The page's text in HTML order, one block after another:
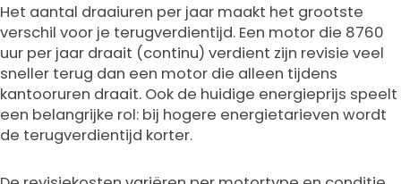
Het aantal draaiuren per jaar maakt het grootste
verschil voor je terugverdientijd. Een motor die 8760
uur per jaar draait (continu) verdient zijn revisie veel
sneller terug dan een motor die alleen tijdens
kantooruren draait. Ook de huidige energieprijs speelt
een belangrijke rol: bij hogere energietarieven wordt
de terugverdientijd korter.